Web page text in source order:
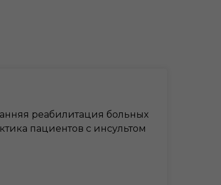
реабилитация больных
пациентов с инсультом